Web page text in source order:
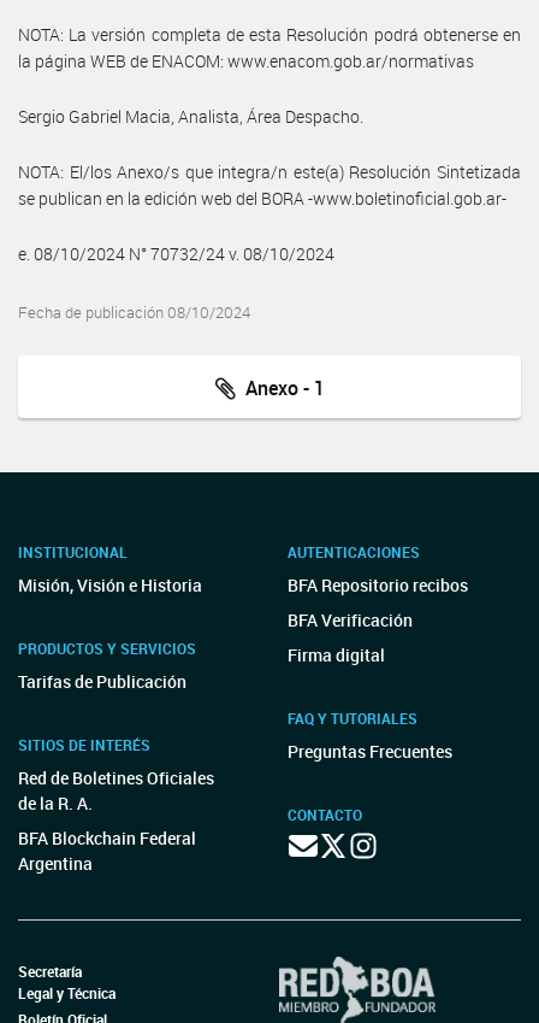
NOTA: La versión completa de esta Resolución podrá obtenerse en
la página WEB de ENACOM: www.enacom.gob.ar/normativas
Sergio Gabriel Macia, Analista, Área Despacho.
NOTA: El/los Anexo/s que integra/n este(a) Resolución Sintetizada
se publican en la edición web del BORA -www.boletinoficial.gob.ar-
e. 08/10/2024 N° 70732/24 v. 08/10/2024
Fecha de publicación 08/10/2024
Anexo - 1
INSTITUCIONAL
Misión, Visión e Historia
PRODUCTOS Y SERVICIOS
Tarifas de Publicación
SITIOS DE INTERÉS
Red de Boletines Oficiales
de la R. A.
BFA Blockchain Federal
Argentina
AUTENTICACIONES
BFA Repositorio recibos
BFA Verificación
Firma digital
FAQ Y TUTORIALES
Preguntas Frecuentes
CONTACTO
Secretaría
Legal y Técnica
Boletín Oficial